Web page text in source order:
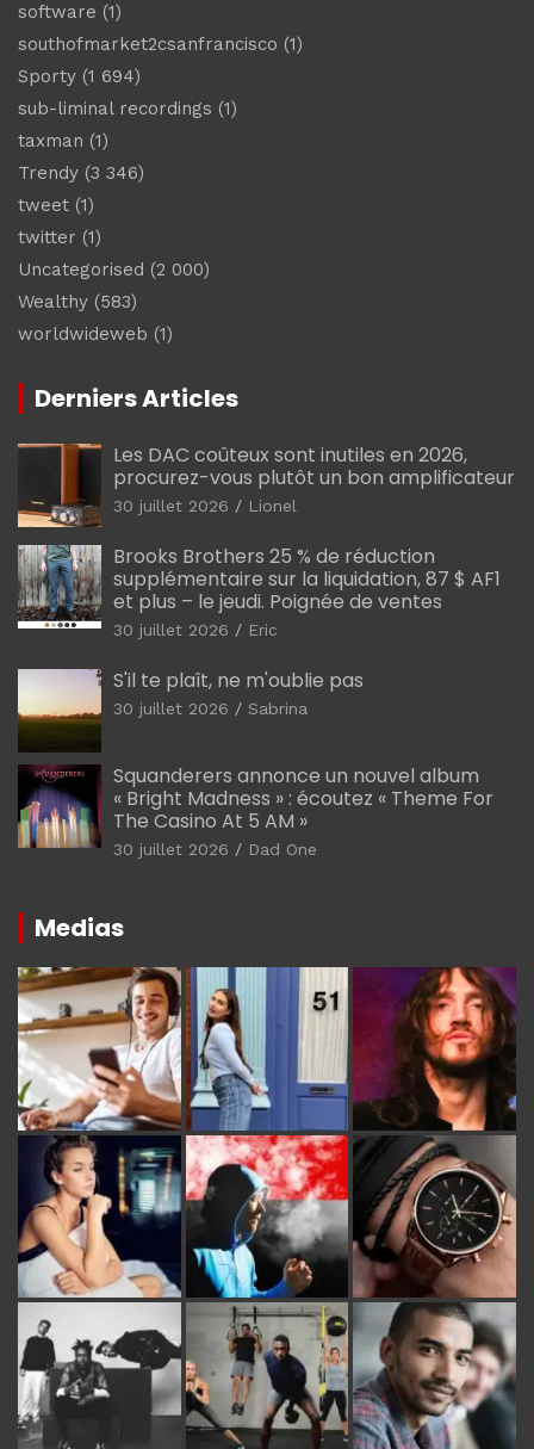
software (1)
southofmarket2csanfrancisco (1)
Sporty (1 694)
sub-liminal recordings (1)
taxman (1)
Trendy (3 346)
tweet (1)
twitter (1)
Uncategorised (2 000)
Wealthy (583)
worldwideweb (1)
Derniers Articles
Les DAC coûteux sont inutiles en 2026,
procurez-vous plutôt un bon amplificateur
30 juillet 2026 Lionel
Brooks Brothers 25 % de réduction
supplémentaire sur la liquidation, 87 $ AF1
et plus – le jeudi. Poignée de ventes
30 juillet 2026 Eric
S'il te plaît, ne m'oublie pas
30 juillet 2026 Sabrina
Squanderers annonce un nouvel album
« Bright Madness » : écoutez « Theme For
The Casino At 5 AM »
30 juillet 2026 Dad One
Medias